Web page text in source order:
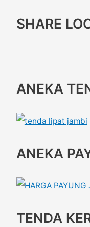
SHARE
ANEKA
ANEKA
TENDA